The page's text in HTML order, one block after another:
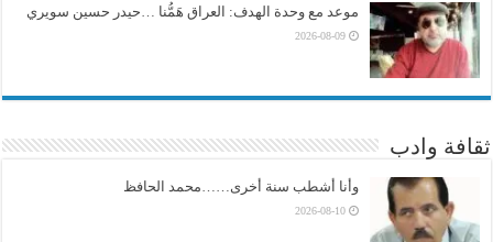
موعد مع وحدة الهدف: العراق هَمُّنا …حيدر حسين سويري
2026-08-09
ثقافة وادب
وأنا أشطب سنة أخرى……محمد الحافظ
2026-08-10